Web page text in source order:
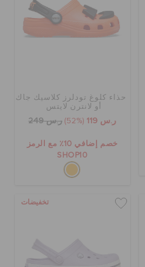
حذاء كلوغ تودلرز كلاسيك جاك
أو لانترن لايتس
ر.س 119 (52%) ر.س 249
خصم إضافي 10٪ مع الرمز
SHOP10
تخفيضات